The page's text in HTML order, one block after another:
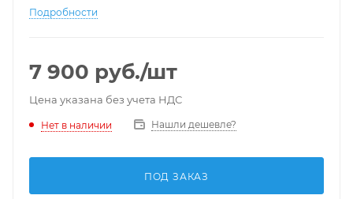
Подробности
7 900 руб./шт
Цена указана без учета НДС
Нет в наличии Нашли дешевле?
ПОД ЗАКАЗ